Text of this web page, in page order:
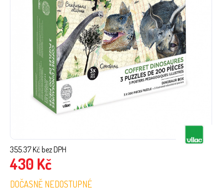
355.37Kč bez DPH
430 Kč
DOČASNĚ NEDOSTUPNÉ